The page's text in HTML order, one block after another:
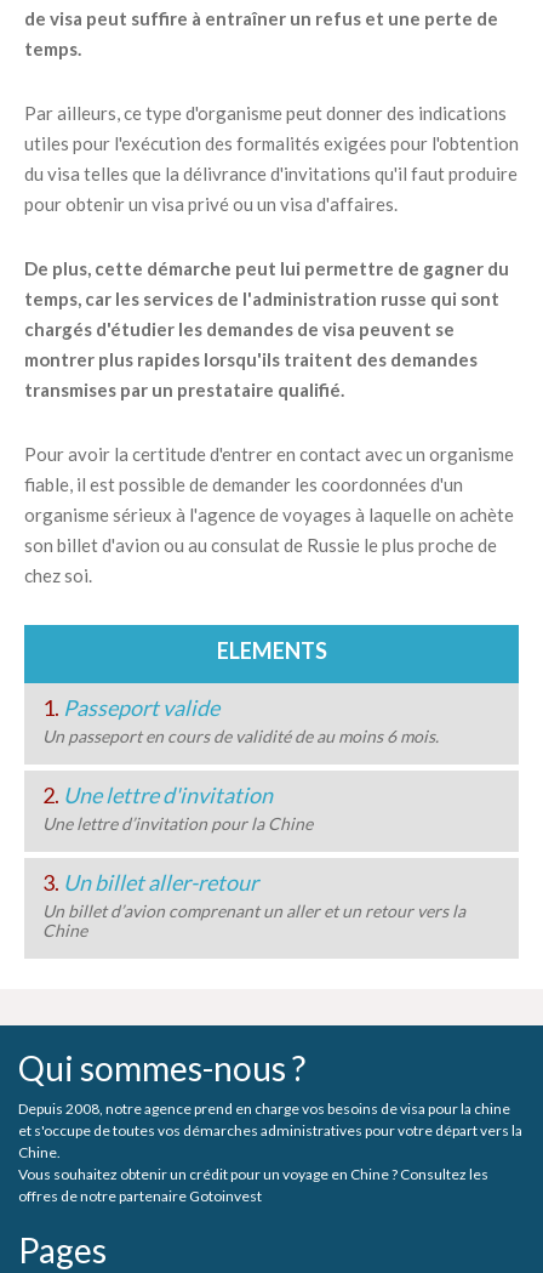
de visa peut suffire à entraîner un refus et une perte de
temps.
Par ailleurs, ce type d'organisme peut donner des indications
utiles pour l'exécution des formalités exigées pour l'obtention
du visa telles que la délivrance d'invitations qu'il faut produire
pour obtenir un visa privé ou un visa d'affaires.
De plus, cette démarche peut lui permettre de gagner du
temps, car les services de l'administration russe qui sont
chargés d'étudier les demandes de visa peuvent se
montrer plus rapides lorsqu'ils traitent des demandes
transmises par un prestataire qualifié.
Pour avoir la certitude d'entrer en contact avec un organisme
fiable, il est possible de demander les coordonnées d'un
organisme sérieux à l'agence de voyages à laquelle on achète
son billet d'avion ou au consulat de Russie le plus proche de
chez soi.
ELEMENTS
1. Passeport valide
Un passeport en cours de validité de au moins 6 mois.
2. Une lettre d'invitation
Une lettre d’invitation pour la Chine
3. Un billet aller-retour
Un billet d’avion comprenant un aller et un retour vers la
Chine
Qui sommes-nous ?
Depuis 2008, notre agence prend en charge vos besoins de visa pour la chine
et s'occupe de toutes vos démarches administratives pour votre départ vers la
Chine.
Vous souhaitez obtenir un crédit pour un voyage en Chine ? Consultez les
offres de notre partenaire Gotoinvest
Pages